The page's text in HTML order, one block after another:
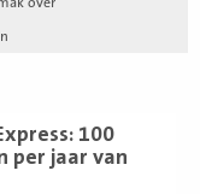
100
per jaar van